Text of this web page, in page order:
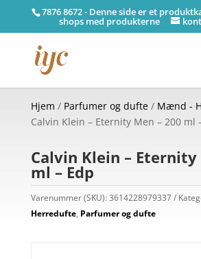
7876 8672 - Denne side er et
shops med produkterne
Hjem / Parfumer og dufte/ Mænd -
Calvin Klein – Eternity Men – 200 ml
Calvin Klein – Eternity
ml – Edp
Varenummer (SKU):3614228979337
Herredufte, Parfumer og dufte